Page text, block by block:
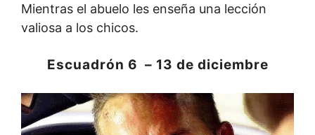
Mientras el abuelo les enseña una lección
valiosa a los chicos.
Escuadrón 6 – 13 de diciembre